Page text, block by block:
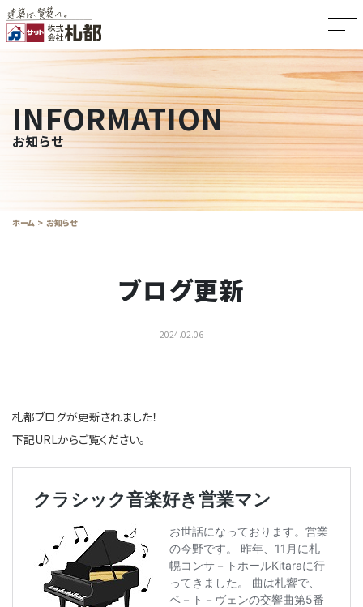
INFORMATION
お知らせ
ホーム お知らせ
ブログ更新
2024.02.06
札都ブログが更新されました！
下記URLからご覧ください。